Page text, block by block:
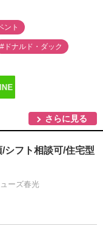
ント
#ドナルド・ダック
さらに見る
シフト相談可/住宅型
ーズ春光